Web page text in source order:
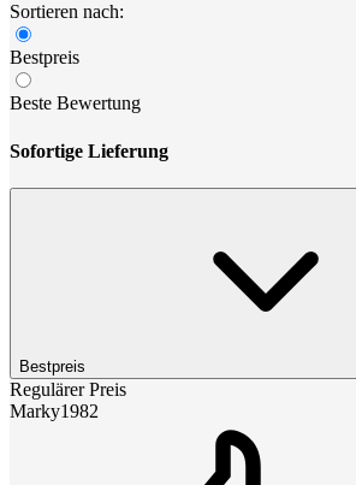
Sortieren nach:
Bestpreis
Beste Bewertung
Sofortige Lieferung
Bestpreis
Regulärer Preis
Marky1982